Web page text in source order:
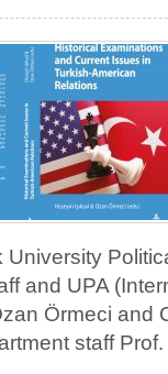
University
and UPA
Örmeci and
staff